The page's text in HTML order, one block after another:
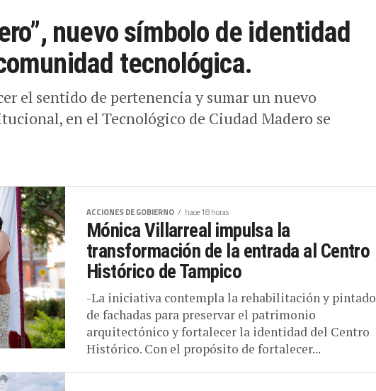
nuevo símbolo de identidad
tecnológica.
el sentido de pertenencia y sumar un nuevo
en el Tecnológico de Ciudad Madero se
ACCIONES DE GOBIERNO hace 18 horas
Mónica Villarreal impulsa la
transformación de la entrada al Centro
Histórico de Tampico
-La iniciativa contempla la rehabilitación y pintado
de fachadas para preservar el patrimonio
arquitectónico y fortalecer la identidad del Centro
Histórico. Con el propósito de fortalecer...